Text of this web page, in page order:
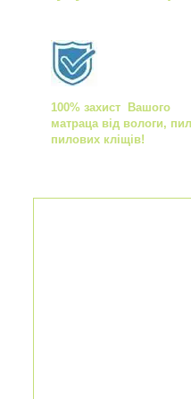
100% захист Вашого
матраца від вологи,
пилових кліщів!